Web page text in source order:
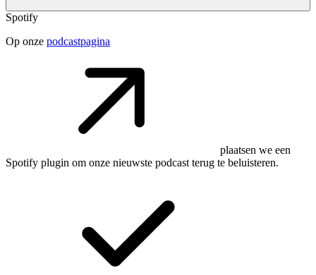
Spotify
Op onze podcastpagina
plaatsen we een
Spotify plugin om onze nieuwste podcast terug te beluisteren.